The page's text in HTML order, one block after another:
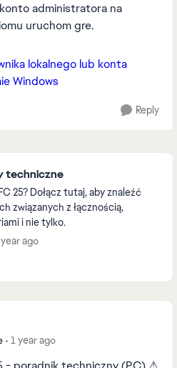
administratora na
uruchom gre.
lokalnego lub konta
Windows
Reply
techniczne
25? Dołącz tutaj, aby znaleźć
związanych z łącznością,
i nie tylko.
ago
1 year ago